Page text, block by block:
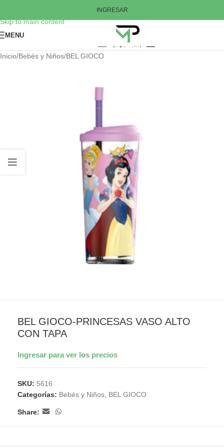
Skip to main content
INGRESAR
MENU
Inicio/Bebés y Niños/BEL GIOCO
BEL GIOCO-PRINCESAS VASO ALTO
CON TAPA
Ingresar para ver los precios
SKU: 5616
Categorías: Bebés y Niños BEL GIOCO
Share: